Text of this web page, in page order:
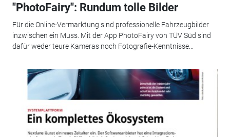
"PhotoFairy": Rundum tolle Bilder
Für die Online-Vermarktung sind professionelle Fahrzeugbilder
inzwischen ein Muss. Mit der App PhotoFairy von TÜV Süd sind
dafür weder teure Kameras noch Fotografie-Kenntnisse...